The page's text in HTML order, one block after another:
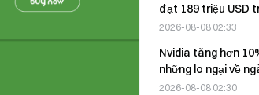
đạt 189 triệu USD
giao dịch bị thanh lý.
2026-08-08 02:33
Nvidia tăng hơn
những lo ngại về
tăng 8%
2026-08-08 02:30